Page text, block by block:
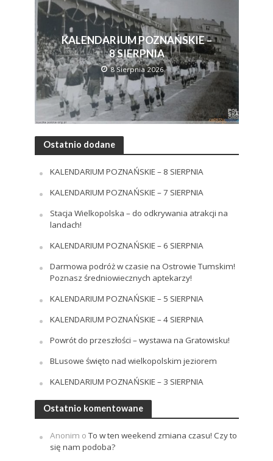
KALENDARIUM POZNAŃSKIE –
8 SIERPNIA
8 Sierpnia 2026
Ostatnio dodane
KALENDARIUM POZNAŃSKIE – 8 SIERPNIA
KALENDARIUM POZNAŃSKIE – 7 SIERPNIA
Stacja Wielkopolska – do odkrywania atrakcji na
landach!
KALENDARIUM POZNAŃSKIE – 6 SIERPNIA
Darmowa podróż w czasie na Ostrowie Tumskim!
Poznasz średniowiecznych aptekarzy!
KALENDARIUM POZNAŃSKIE – 5 SIERPNIA
KALENDARIUM POZNAŃSKIE – 4 SIERPNIA
Powrót do przeszłości – wystawa na Gratowisku!
BLusowe święto nad wielkopolskim jeziorem
KALENDARIUM POZNAŃSKIE – 3 SIERPNIA
Ostatnio komentowane
Anonim oTo w ten weekend zmiana czasu! Czy to
się nam podoba?